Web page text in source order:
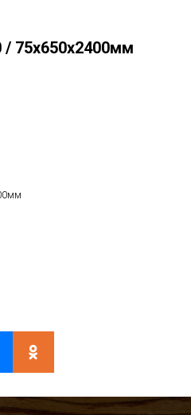
/ 75х650х2400мм